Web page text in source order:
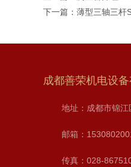
下一篇： 薄型三轴三杆
成都善荣机电设备
地址：成都市锦江
邮箱：
传真：028-